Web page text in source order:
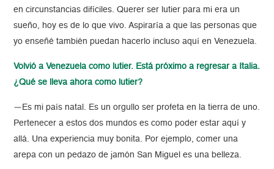
en circunstancias difíciles. Querer ser lutier para mi era un
sueño, hoy es de lo que vivo. Aspiraría a que las personas que
yo enseñé también puedan hacerlo incluso aquí en Venezuela.
Volvió a Venezuela como lutier. Está próximo a regresar a Italia.
¿Qué se lleva ahora como lutier?
—Es mi país natal. Es un orgullo ser profeta en la tierra de uno.
Pertenecer a estos dos mundos es como poder estar aquí y
allá. Una experiencia muy bonita. Por ejemplo, comer una
arepa con un pedazo de jamón San Miguel es una belleza.